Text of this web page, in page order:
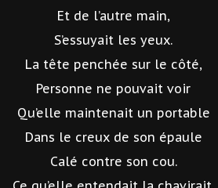
Et de l’autre main,
S’essuyait les yeux.
La tête penchée sur le côté,
Personne ne pouvait voir
Qu’elle maintenait un portable
Dans le creux de son épaule
Calé contre son cou.